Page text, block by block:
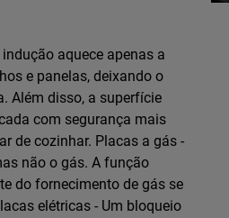
aquece apenas a
e panelas, deixando o
Além disso, a superfície
com segurança mais
de cozinhar. Placas a gás -
não o gás. A função
do fornecimento de gás se
elétricas - Um bloqueio